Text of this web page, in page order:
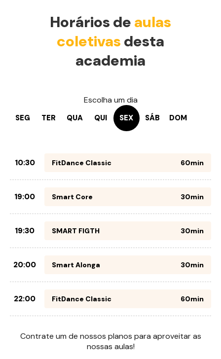
Horários de aulas
coletivas desta
academia
Escolha um dia
SEG TER QUA QUI SEX SÁB DOM
10:30 FitDance Classic 60min
19:00 Smart Core 30min
19:30 SMART FIGTH 30min
20:00 Smart Alonga 30min
22:00 FitDance Classic 60min
Contrate um de nossos planos para aproveitar as
nossas aulas!